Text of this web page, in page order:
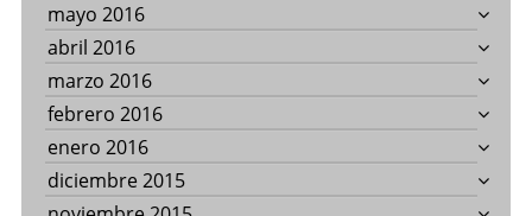
mayo 2016
abril 2016
marzo 2016
febrero 2016
enero 2016
diciembre 2015